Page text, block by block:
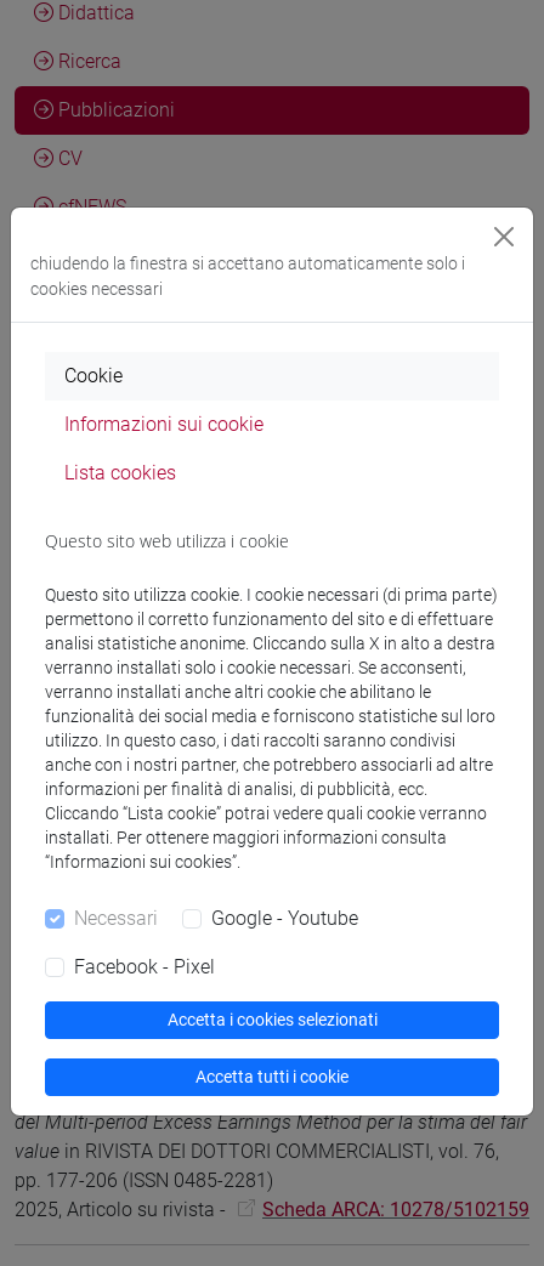
Didattica
Ricerca
Pubblicazioni
CV
cfNEWS
Marisa Agostini, Ferdinando Di Carlo, Sara Giovanna Mauro
analysis of public value disclosure
BUDGETING, ACCOUNTING AND FINANCIAL MANAGEMENT,
DOI- URL correlato
Ghio Alessandro, Trucco SaraDiversity and Equity in
Accounting. Emerging Issues, Challenges and Opportunities
Springer Nature (ISBN 9783031782466)
DOI2025, Monografia o trattato scientifico -
ARCA: 10278/5094048
Marisa, Agostini, Antonio, Costantini, Carlo, Marcon,
Constituent participation in the public consultation on EU
CSRD: Who was the most active stakeholder?
POLICY JOURNAL, vol. 16, pp. 289-327 (ISSN 2040-8021)
DOI2025, Articolo su rivista -
10278/5105835
Marisa, Agostini, Alessandro, LerzIdentificazione e
contabilizzazione della relazione di clientela: l’applicazione
del Multi-period Excess Earnings Method per la stima del fair
value in RIVISTA DEI DOTTORI COMMERCIALISTI, vol. 76,
pp. 177-206 (ISSN 0485-2281)
2025, Articolo su rivista -
Scheda ARCA: 10278/5102159
chiudendo la finestra si accettano automaticamente solo i
cookies necessari
Cookie
Informazioni sui cookie
Lista cookies
Questo sito web utilizza i cookie
Questo sito utilizza cookie. I cookie necessari (di prima parte)
permettono il corretto funzionamento del sito e di effettuare
analisi statistiche anonime. Cliccando sulla X in alto a destra
verranno installati solo i cookie necessari. Se acconsenti,
verranno installati anche altri cookie che abilitano le
funzionalità dei social media e forniscono statistiche sul loro
utilizzo. In questo caso, i dati raccolti saranno condivisi
anche con i nostri partner, che potrebbero associarli ad altre
informazioni per finalità di analisi, di pubblicità, ecc.
Cliccando “Lista cookie” potrai vedere quali cookie verranno
installati. Per ottenere maggiori informazioni consulta
“Informazioni sui cookies”.
Necessari Google - Youtube
Facebook - Pixel
Accetta i cookies selezionati
Accetta tutti i cookie